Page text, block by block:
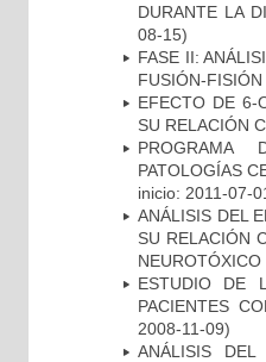
DURANTE LA
08-15)
FASE II:
FUSIÓN-
EFECTO DE 6-
SU RELACIÓN
PROGRAMA
PATOLOGÍAS
inicio: 2011-07-
ANÁLISIS DEL
SU RELACIÓN
NEUROTÓXICO
ESTUDIO DE
PACIENTES
2008-11-09)
ANÁLISIS